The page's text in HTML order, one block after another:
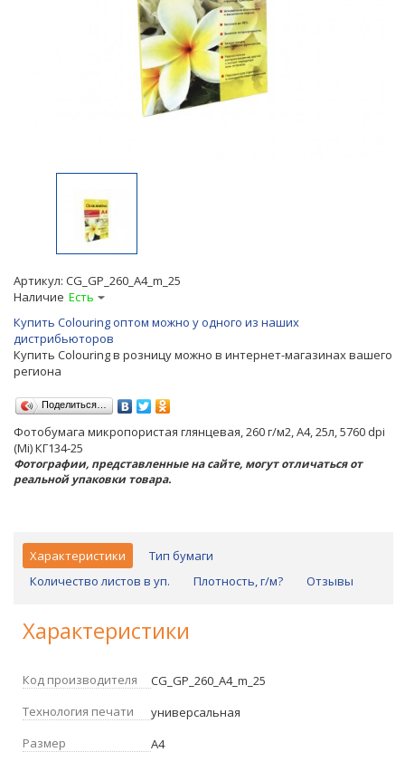
Артикул: CG_GP_260_A4_m_25
Наличие Есть
Купить Colouring оптом можно у одного из наших
дистрибьюторов
Купить Colouring в розницу можно в интернет-магазинах вашего
региона
Поделиться…
Фотобумага микропористая глянцевая, 260 г/м2, А4, 25л, 5760 dpi
(Mi) КГ134-25
Фотографии, представленные на сайте, могут отличаться от
реальной упаковки товара.
Характеристики
Тип бумаги
Количество листов в уп.
Плотность, г/м? Отзывы
Характеристики
Код производителя
CG_GP_260_A4_m_25
Технология печати
универсальная
Размер
А4